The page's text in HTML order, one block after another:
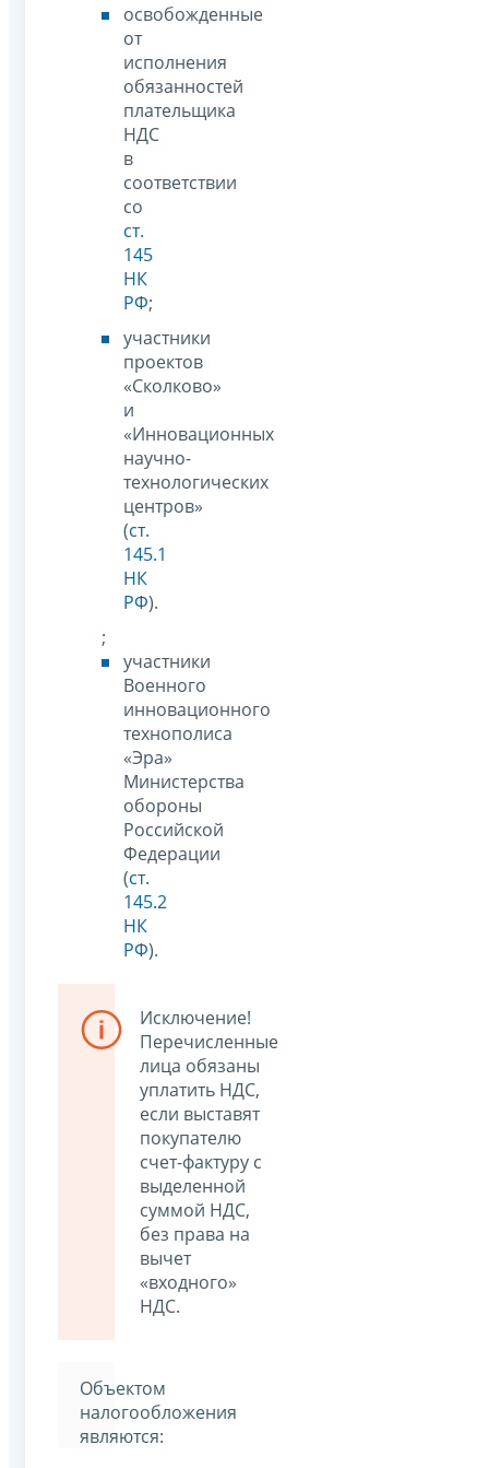
освобожденные
от
исполнения
обязанностей
плательщика
НДС
в
соответствии
со
ст.
145
НК
РФ;
участники
проектов
«Сколково»
и
«Инновационных
научно-
технологических
центров»
(ст.
145.1
НК
РФ).
;
участники
Военного
инновационного
технополиса
«Эра»
Министерства
обороны
Российской
Федерации
(ст.
145.2
НК
РФ).
Исключение!
Перечисленные
лица обязаны
уплатить НДС,
если выставят
покупателю
счет-фактуру с
выделенной
суммой НДС,
без права на
вычет
«входного»
НДС.
Объектом
налогообложения
являются: